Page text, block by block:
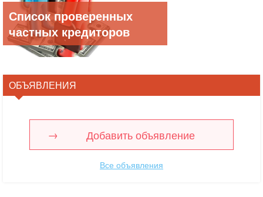
Список проверенных
частных кредиторов
ОБЪЯВЛЕНИЯ
Добавить объявление
Все объявления